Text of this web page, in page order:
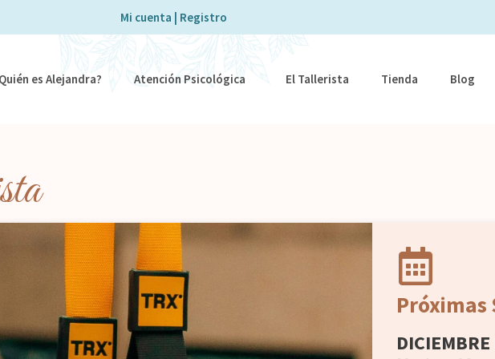
Mi cuenta | Registro
es Alejandra? Atención Psicológica El Tallerista Tienda Blog
Próximas